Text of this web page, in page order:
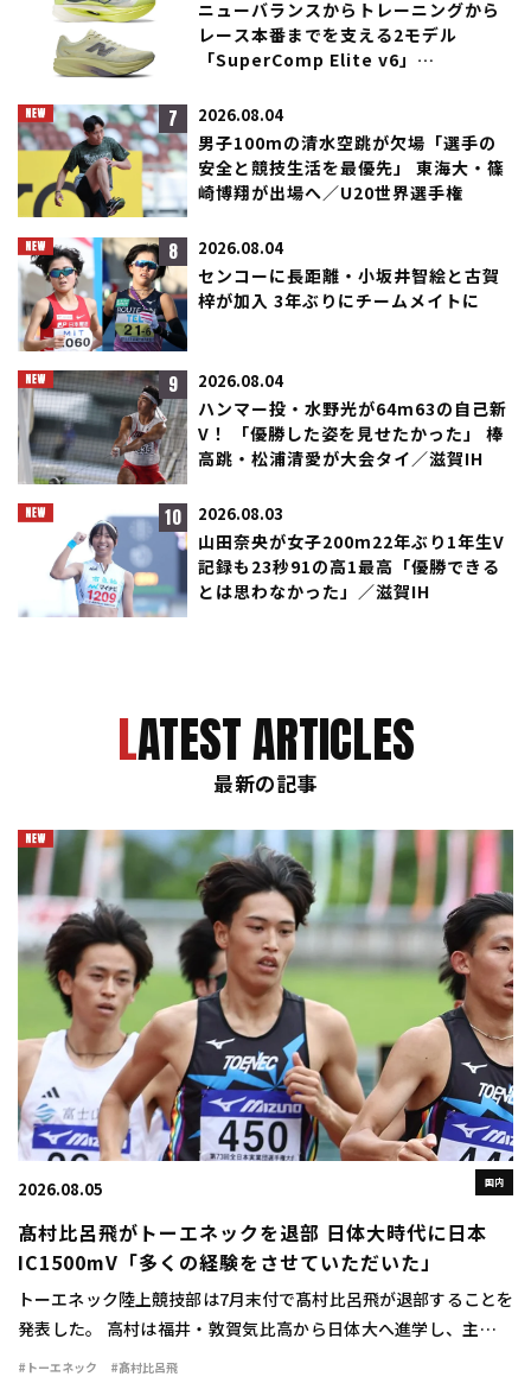
ニューバランスからトレーニングから
レース本番までを支える2モデル
「SuperComp Elite v6」
7 2026.08.04
男子100mの清水空跳が欠場「選手の
安全と競技生活を最優先」 東海大・篠
崎博翔が出場へ／U20世界選手権
8 2026.08.04
センコーに長距離・小坂井智絵と古賀
梓が加入 3年ぶりにチームメイトに
9 2026.08.04
ハンマー投・水野光が64m63の自己新
V！ 「優勝した姿を見せたかった」 棒
高跳・松浦清愛が大会タイ／滋賀IH
10 2026.08.03
山田奈央が女子200m22年ぶり1年生V
記録も23秒91の高1最高「優勝できる
とは思わなかった」／滋賀IH
LATEST ARTICLES
最新の記事
国内
2026.08.05
髙村比呂飛がトーエネックを退部 日体大時代に日本
IC1500mV「多くの経験をさせていただいた」
トーエネック陸上競技部は7月末付で髙村比呂飛が退部することを
発表した。 高村は福井・敦賀気比高から日体大へ進学し、主に中
距離で活躍。1500mで2年時に3分42秒76をマークすると、3、4年
#トーエネック #髙村比呂飛